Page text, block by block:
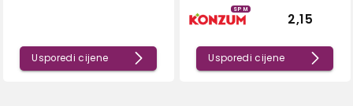
Usporedi cijene
SPM
2,15
Usporedi cijene